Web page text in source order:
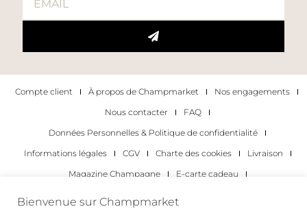
Compte client À propos de Champmarket
Nos engagements
Nous contacter
FAQ
Données Personnelles & Politique de confidentialité
Informations légales
CGV Charte des cookies
Livraison
Magazine Champagne
E-carte cadeau
Bienvenue sur Champmarket